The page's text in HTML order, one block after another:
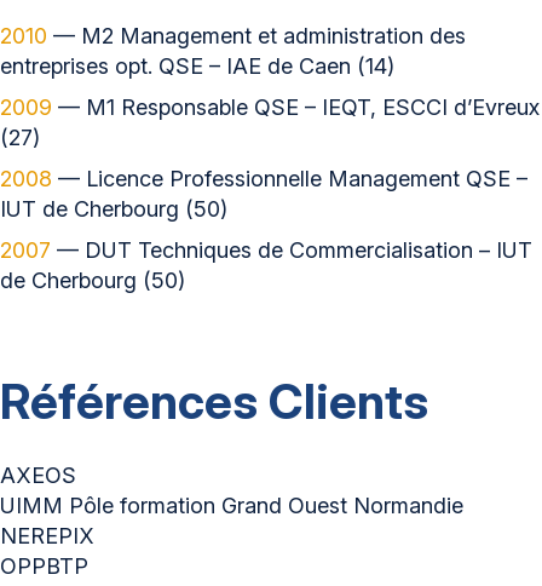
2010 — M2 Management et administration des
entreprises opt. QSE – IAE de Caen (14)
2009 — M1 Responsable QSE – IEQT, ESCCI d’Evreux
(27)
2008 — Licence Professionnelle Management QSE –
IUT de Cherbourg (50)
2007 — DUT Techniques de Commercialisation – IUT
de Cherbourg (50)
Références Clients
AXEOS
UIMM Pôle formation Grand Ouest Normandie
NEREPIX
OPPBTP